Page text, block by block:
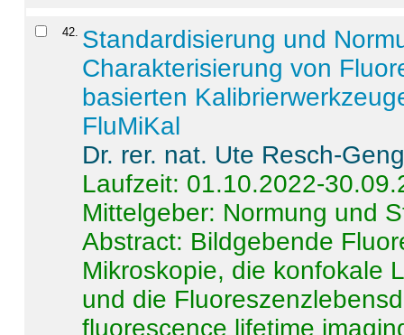
42. Standardisierung und
Charakterisierung von
basierten
FluMiKal
Dr. rer. nat. Ute Resch-
Laufzeit: 01.10.2022-
Mittelgeber: Normung und
Abstract: Bildgebende
Mikroskopie, die konfokale
und die
fluorescence lifetime